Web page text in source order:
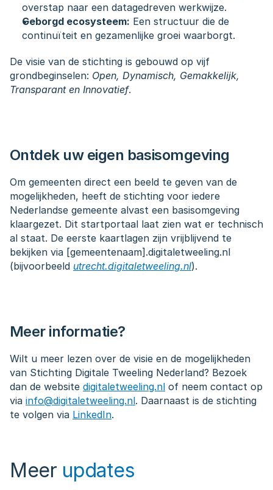
overstap naar een datagedreven werkwijze.
Geborgd ecosysteem: Een structuur die de
continuïteit en gezamenlijke groei waarborgt.
De visie van de stichting is gebouwd op vijf
grondbeginselen: Open, Dynamisch, Gemakkelijk,
Transparant en Innovatief.
Ontdek uw eigen basisomgeving
Om gemeenten direct een beeld te geven van de
mogelijkheden, heeft de stichting voor iedere
Nederlandse gemeente alvast een basisomgeving
klaargezet. Dit startportaal laat zien wat er technisch
al staat. De eerste kaartlagen zijn vrijblijvend te
bekijken via [gemeentenaam].digitaletweeling.nl
(bijvoorbeeld utrecht.digitaletweeling.nl).
Meer informatie?
Wilt u meer lezen over de visie en de mogelijkheden
van Stichting Digitale Tweeling Nederland? Bezoek
dan de website digitaletweeling.nl of neem contact op
via info@digitaletweeling.nl. Daarnaast is de stichting
te volgen via LinkedIn.
Meer updates